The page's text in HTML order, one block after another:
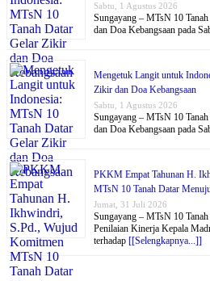
Sabtu, 1 Agustus 2026
Sungayang – MTsN 10
dan Doa Kebangsaan pada
Mengetuk Langit untuk
Zikir dan Doa Kebangsaan
Sabtu, 1 Agustus 2026
Sungayang – MTsN 10
dan Doa Kebangsaan pada
PKKM Empat Tahunan H.
MTsN 10 Tanah Datar
Jumat, 31 Juli 2026
Sungayang – MTsN 10
Penilaian Kinerja Kepala
terhadap [[Selengkapnya...]]